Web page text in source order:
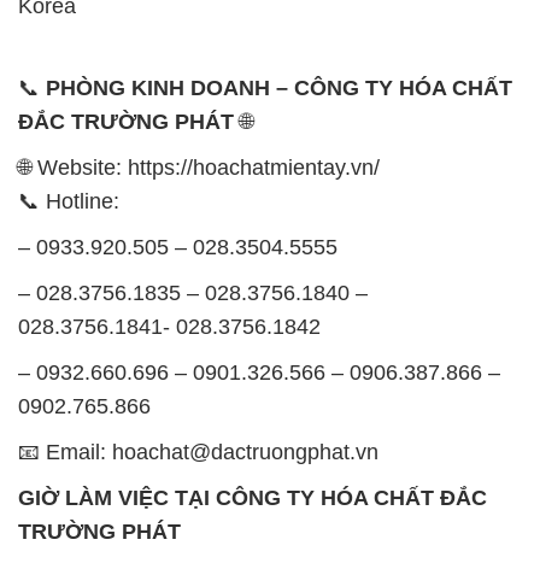
Korea
📞 PHÒNG KINH DOANH – CÔNG TY HÓA CHẤT
ĐẮC TRƯỜNG PHÁT🌐
🌐 Website: https://hoachatmientay.vn/
📞 Hotline:
– 0933.920.505 – 028.3504.5555
– 028.3756.1835 – 028.3756.1840 –
028.3756.1841- 028.3756.1842
– 0932.660.696 – 0901.326.566 – 0906.387.866 –
0902.765.866
📧 Email: hoachat@dactruongphat.vn
GIỜ LÀM VIỆC TẠI CÔNG TY HÓA CHẤT ĐẮC
TRƯỜNG PHÁT